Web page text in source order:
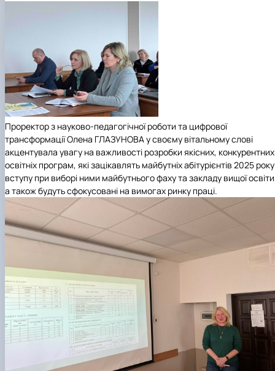
Проректор з науково-педагогічної роботи та цифрової
трансформації Олена ГЛАЗУНОВА у своєму вітальному слові
акцентувала увагу на важливості розробки якісних, конкурентних
освітніх програм, які зацікавлять майбутніх абітурієнтів 2025 року
вступу при виборі ними майбутнього фаху та закладу вищої
а також будуть сфокусовані на вимогах ринку праці.